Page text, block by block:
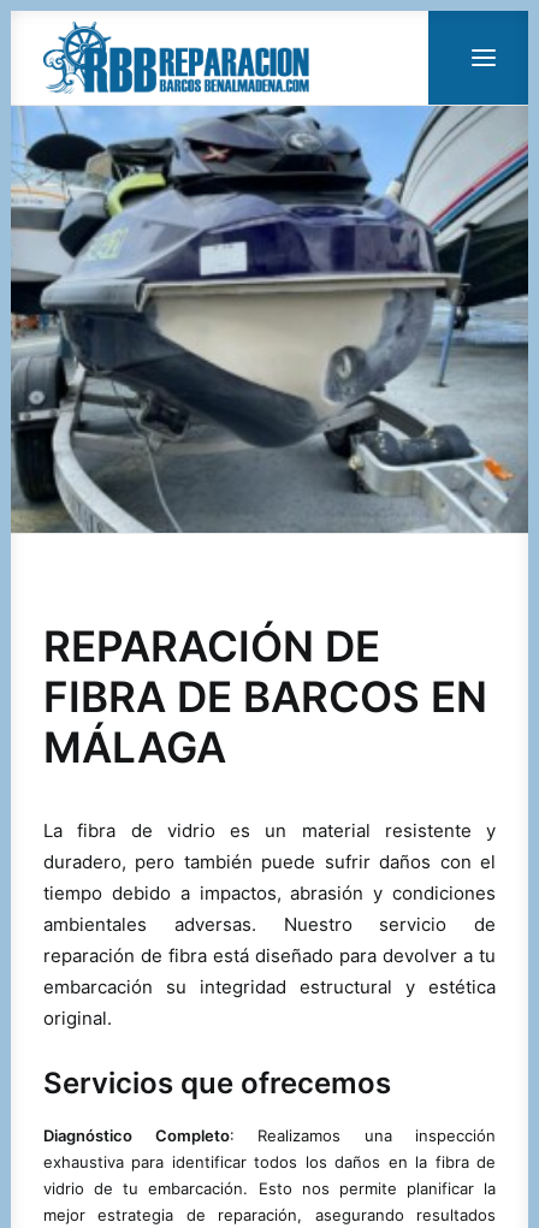
ANTIFOULING
MANTENIMIENTO DE MOTORES
MANTENIMIENTO Y LIMPIEZA DE BARCOS
MONTAJE DE MOTORES FUERABORDA
PINTURA
PULIDO Y ENCERADO
REPARACIÓN DE FIBRA
TRATAMIENTO ANTI-ÓSMOSIS
VENTA DE MOTORES
VENTA DE BARCOS
PLATAFORMAS DE BAÑO Y PIEZAS A MEDIDA
ALQUILER DE BARCOS
LLAMAR 620 807 270
CONTACTO
REPARACIÓN DE
FIBRA DE BARCOS EN
MÁLAGA
La fibra de vidrio es un material resistente y
duradero, pero también puede sufrir daños con el
tiempo debido a impactos, abrasión y condiciones
ambientales adversas. Nuestro servicio de
reparación de fibra está diseñado para devolver a tu
embarcación su integridad estructural y estética
original.
Servicios que ofrecemos
Diagnóstico Completo: Realizamos una inspección
exhaustiva para identificar todos los daños en la fibra de
vidrio de tu embarcación. Esto nos permite planificar la
mejor estrategia de reparación, asegurando resultados